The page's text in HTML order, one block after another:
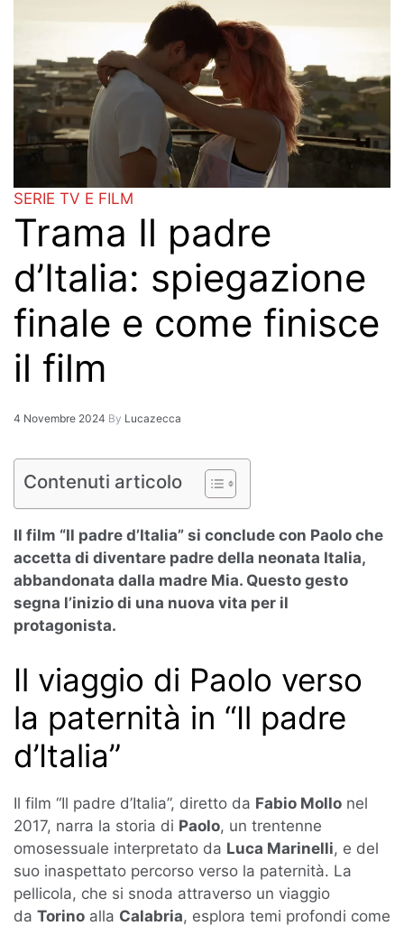
SERIE TV E FILM
Trama Il padre
d’Italia: spiegazione
finale e come finisce
il film
4 Novembre 2024 By Lucazecca
Contenuti articolo
Il film “Il padre d’Italia” si conclude con Paolo che
accetta di diventare padre della neonata Italia,
abbandonata dalla madre Mia. Questo gesto
segna l’inizio di una nuova vita per il
protagonista.
Il viaggio di Paolo verso
la paternità in “Il padre
d’Italia”
Il film “Il padre d’Italia”, diretto da Fabio Mollo nel
2017, narra la storia di Paolo, un trentenne
omosessuale interpretato da Luca Marinelli, e del
suo inaspettato percorso verso la paternità. La
pellicola, che si snoda attraverso un viaggio
da Torino alla Calabria, esplora temi profondi come